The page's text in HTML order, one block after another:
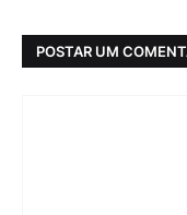
POSTAR UM